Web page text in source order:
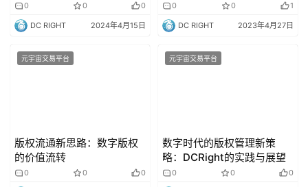
0 0 0
DC RIGHT 2024年4月15日
0 0 1
DC RIGHT 2023年4月27日
元宇宙交易平台
版权流通新思路：数字版权
的价值流转
0 0 0
元宇宙交易平台
数字时代的版权管理新策
略：DCRight的实践与展望
0 0 0